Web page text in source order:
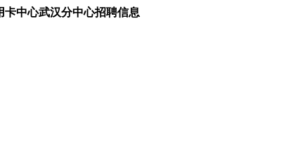
中心武汉分中心招聘信息